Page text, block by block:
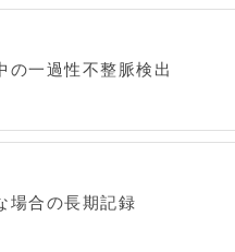
の一過性不整脈検出
場合の長期記録